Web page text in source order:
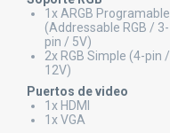
1x ARGB Programable
(Addressable RGB / 3-
pin / 5V)
2x RGB Simple (4-pin /
12V)
Puertos de video
1x HDMI
1x VGA